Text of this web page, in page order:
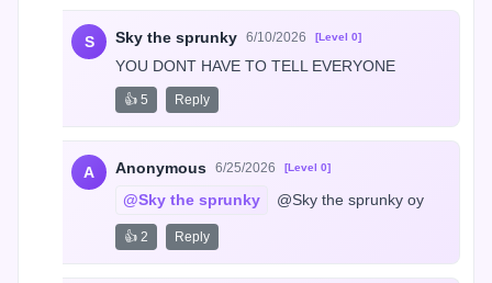
S Sky the sprunky 6/10/2026 [Level 0]
YOU DONT HAVE TO TELL EVERYONE
👍 5 Reply
A Anonymous 6/25/2026 [Level 0]
@Sky the sprunky @Sky the sprunky oy
👍 2 Reply